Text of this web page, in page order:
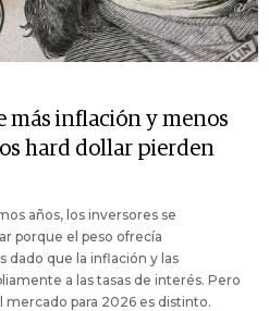
más inflación y menos
hard dollar pierden
años, los inversores se
porque el peso ofrecía
que la inflación y las
a las tasas de interés. Pero
para 2026 es distinto.